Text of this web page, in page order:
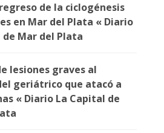
de la ciclogénesis
en Mar del Plata « Diario
de Mar del Plata
lesiones graves al
geriátrico que atacó a
« Diario La Capital de